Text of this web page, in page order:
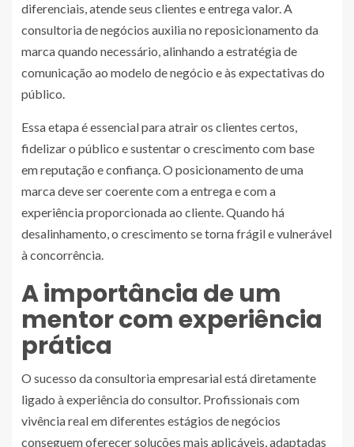
diferenciais, atende seus clientes e entrega valor. A
consultoria de negócios auxilia no reposicionamento da
marca quando necessário, alinhando a estratégia de
comunicação ao modelo de negócio e às expectativas do
público.
Essa etapa é essencial para atrair os clientes certos,
fidelizar o público e sustentar o crescimento com base
em reputação e confiança. O posicionamento de uma
marca deve ser coerente com a entrega e com a
experiência proporcionada ao cliente. Quando há
desalinhamento, o crescimento se torna frágil e vulnerável
à concorrência.
A importância de um
mentor com experiência
prática
O sucesso da consultoria empresarial está diretamente
ligado à experiência do consultor. Profissionais com
vivência real em diferentes estágios de negócios
conseguem oferecer soluções mais aplicáveis, adaptadas